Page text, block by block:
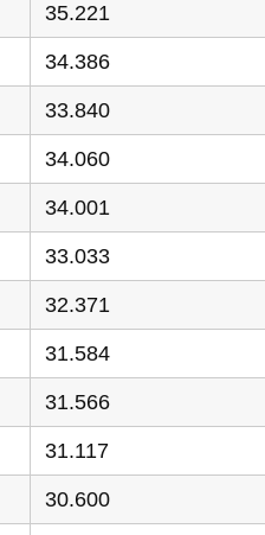
35.221
34.386
33.840
34.060
34.001
33.033
32.371
31.584
31.566
31.117
30.600